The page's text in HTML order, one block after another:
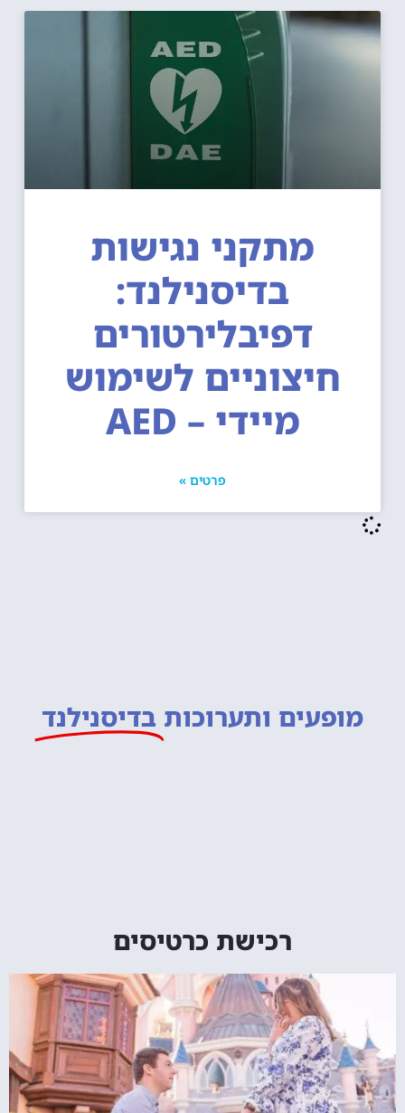
מתקני נגישות
בדיסנילנד:
דפיבלירטורים
חיצוניים לשימוש
מיידי – AED
פרטים »
מופעים ותערוכות בדיסנילנד
רכישת כרטיסים